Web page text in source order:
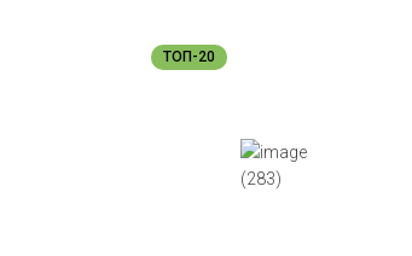
ТОП-20